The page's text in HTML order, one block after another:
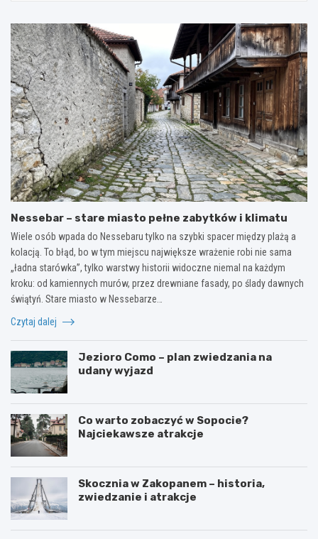
Nessebar – stare miasto pełne zabytków i klimatu
Wiele osób wpada do Nessebaru tylko na szybki spacer między plażą a
kolacją. To błąd, bo w tym miejscu największe wrażenie robi nie sama
„ładna starówka”, tylko warstwy historii widoczne niemal na każdym
kroku: od kamiennych murów, przez drewniane fasady, po ślady dawnych
świątyń. Stare miasto w Nessebarze…
Czytaj dalej
Jezioro Como – plan zwiedzania na
udany wyjazd
Co warto zobaczyć w Sopocie?
Najciekawsze atrakcje
Skocznia w Zakopanem – historia,
zwiedzanie i atrakcje